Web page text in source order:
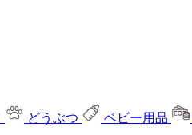
どうぶつ ベビー用品